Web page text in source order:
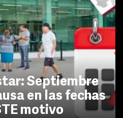
Septiembre
en las fechas
motivo